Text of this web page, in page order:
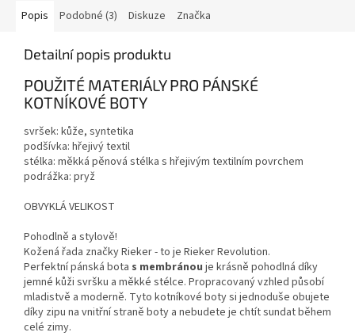
Popis Podobné (3) Diskuze Značka
Detailní popis produktu
POUŽITÉ MATERIÁLY PRO PÁNSKÉ
KOTNÍKOVÉ BOTY
svršek: kůže, syntetika
podšívka: hřejivý textil
stélka: měkká pěnová stélka s hřejivým textilním povrchem
podrážka: pryž
OBVYKLÁ VELIKOST
Pohodlně a stylově!
Kožená řada značky Rieker - to je Rieker Revolution.
Perfektní pánská bota s membránou je krásně pohodlná díky
jemné kůži svršku a měkké stélce. Propracovaný vzhled působí
mladistvě a moderně. Tyto kotníkové boty si jednoduše obujete
díky zipu na vnitřní straně boty a nebudete je chtít sundat během
celé zimy.